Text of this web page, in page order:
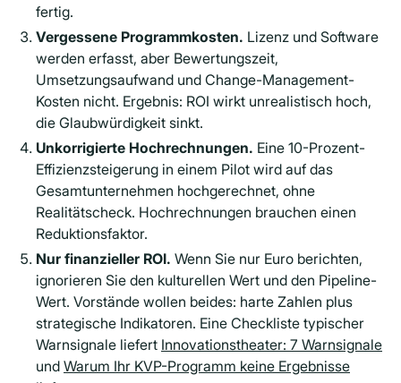
fertig.
Vergessene Programmkosten. Lizenz und Software
werden erfasst, aber Bewertungszeit,
Umsetzungsaufwand und Change-Management-
Kosten nicht. Ergebnis: ROI wirkt unrealistisch hoch,
die Glaubwürdigkeit sinkt.
Unkorrigierte Hochrechnungen. Eine 10-Prozent-
Effizienzsteigerung in einem Pilot wird auf das
Gesamtunternehmen hochgerechnet, ohne
Realitätscheck. Hochrechnungen brauchen einen
Reduktionsfaktor.
Nur finanzieller ROI. Wenn Sie nur Euro berichten,
ignorieren Sie den kulturellen Wert und den Pipeline-
Wert. Vorstände wollen beides: harte Zahlen plus
strategische Indikatoren. Eine Checkliste typischer
Warnsignale liefert Innovationstheater: 7 Warnsignale
und Warum Ihr KVP-Programm keine Ergebnisse